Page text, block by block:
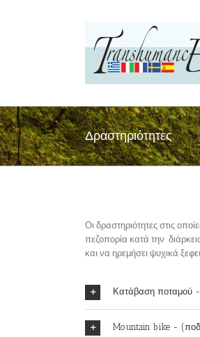
Δραστηριότητες
Οι δραστηριότητες στις
πεζοπορία κατά την
και να ηρεμήσει ψυχικά
Κατάβαση ποταμού
Mountain bike -